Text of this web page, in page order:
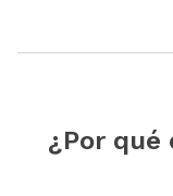
¿Por qué